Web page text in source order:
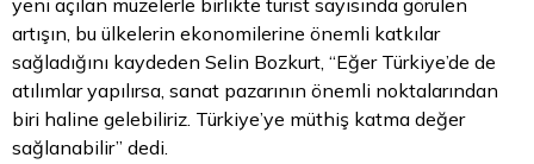
yeni açılan müzelerle birlikte turist sayısında görülen
artışın, bu ülkelerin ekonomilerine önemli katkılar
sağladığını kaydeden Selin Bozkurt, “Eğer Türkiye’de de
atılımlar yapılırsa, sanat pazarının önemli noktalarından
biri haline gelebiliriz. Türkiye’ye müthiş katma değer
sağlanabilir” dedi.